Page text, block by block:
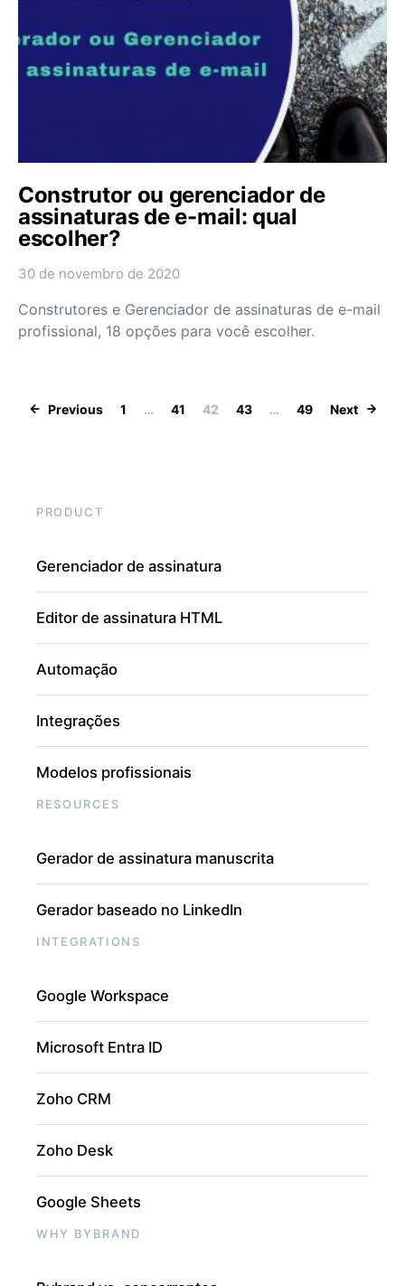
Construtor ou gerenciador de
assinaturas de e-mail: qual
escolher?
30 de novembro de 2020
Construtores e Gerenciador de assinaturas de e-mail
profissional, 18 opções para você escolher.
Paginação de
Previous 1 … 41 42 43 … 49 Next
PRODUCT
Gerenciador de assinatura
Editor de assinatura HTML
Automação
Integrações
Modelos profissionais
RESOURCES
Gerador de assinatura manuscrita
Gerador baseado no LinkedIn
INTEGRATIONS
Google Workspace
Microsoft Entra ID
Zoho CRM
Zoho Desk
Google Sheets
WHY BYBRAND